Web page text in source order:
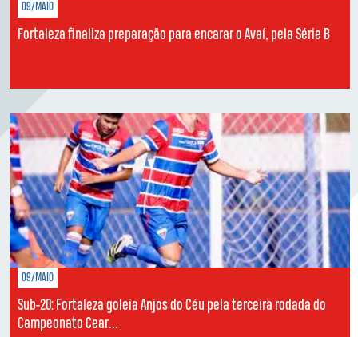
09/MAIO
Fortaleza finaliza preparação para encarar o Avaí, pela Série B
09/MAIO
Sub-20: Fortaleza goleia Anjos do Céu pela terceira rodada do
Campeonato Cear...